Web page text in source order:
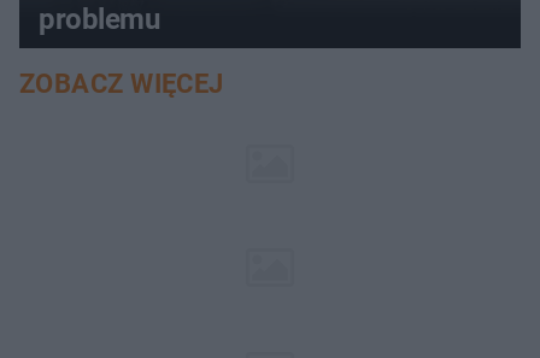
problemu
ZOBACZ WIĘCEJ